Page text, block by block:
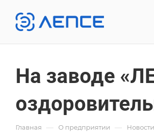
На заводе
Главная — О предприятии — Новости